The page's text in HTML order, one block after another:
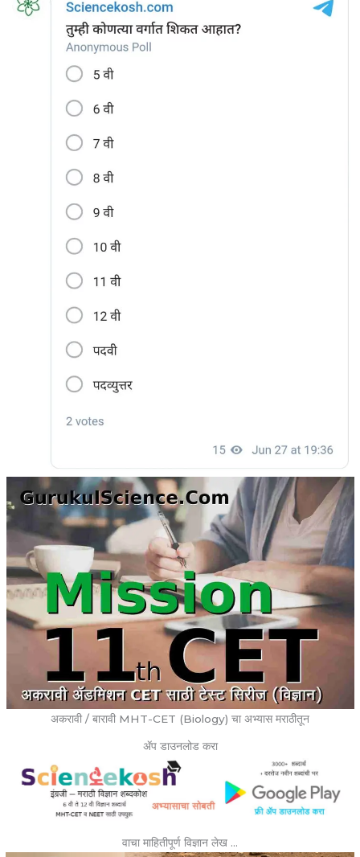
अकरावी / बारावी MHT-CET (Biology) चा अभ्यास मराठीतून
ॲप डाउनलोड करा
वाचा माहितीपूर्ण विज्ञान लेख …